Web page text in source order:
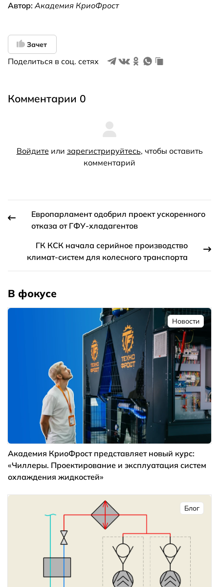
Автор: Академия КриоФрост
Зачет
Поделиться в соц. сетях
Комментарии 0
Войдите или зарегистрируйтесь, чтобы оставить
комментарий
Европарламент одобрил проект ускоренного
отказа от ГФУ-хладагентов
ГК КСК начала серийное производство
климат-систем для колесного транспорта
В фокусе
Новости
Академия КриоФрост представляет новый курс:
«Чиллеры. Проектирование и эксплуатация систем
охлаждения жидкостей»
Блог